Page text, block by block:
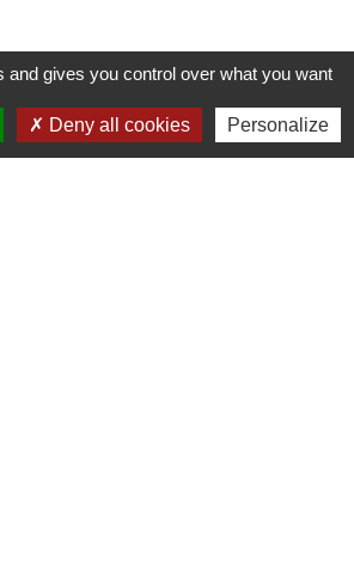
contacter
de Puylaurens
and gives you control over what you want
Deny all cookies Personalize